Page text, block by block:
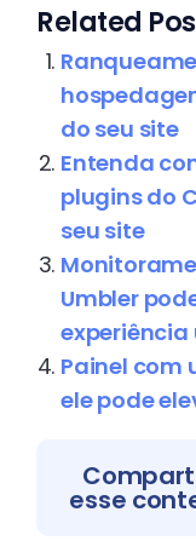
Related
do seu site
Entenda
plugins do
seu site
Umbler
experiência
Painel com
ele pode
esse